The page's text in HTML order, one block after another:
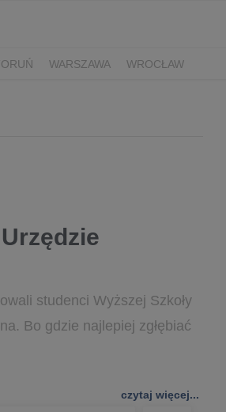
WARSZAWA
WROCŁAW
studenci Wyższej Szkoły
Bo gdzie najlepiej zgłębiać
czytaj więcej...